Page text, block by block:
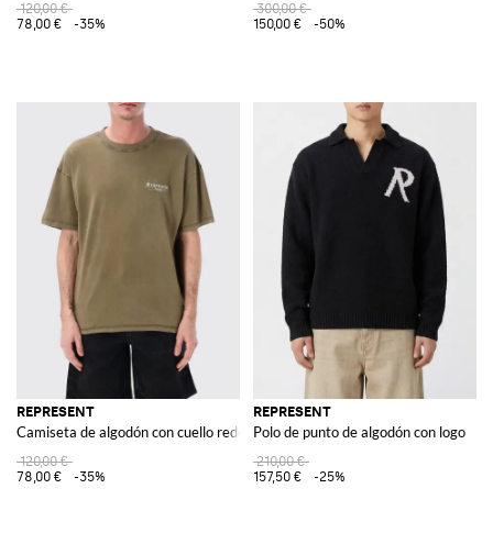
120,00 €
78,00 €
-35%
300,00 €
150,00 €
-50%
REPRESENT
Camiseta de algodón con cuello redondo y logo
120,00 €
78,00 €
-35%
REPRESENT
Polo de punto de algodón con logo
210,00 €
157,50 €
-25%